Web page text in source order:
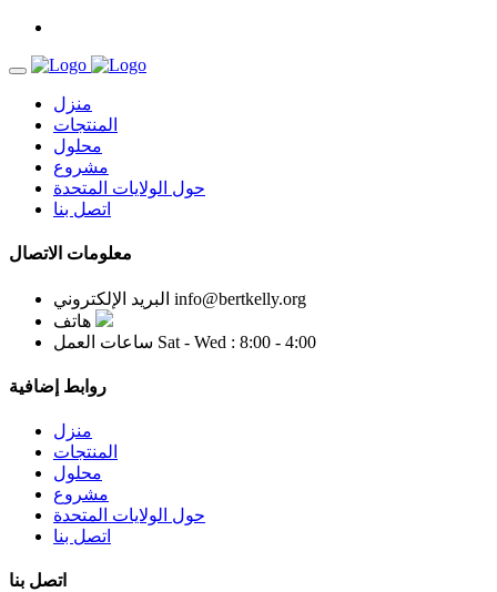
منزل
المنتجات
محلول
مشروع
حول الولايات المتحدة
اتصل بنا
معلومات الاتصال
البريد الإلكتروني info@bertkelly.org
هاتف
ساعات العمل Sat - Wed : 8:00 - 4:00
روابط إضافية
منزل
المنتجات
محلول
مشروع
حول الولايات المتحدة
اتصل بنا
اتصل بنا